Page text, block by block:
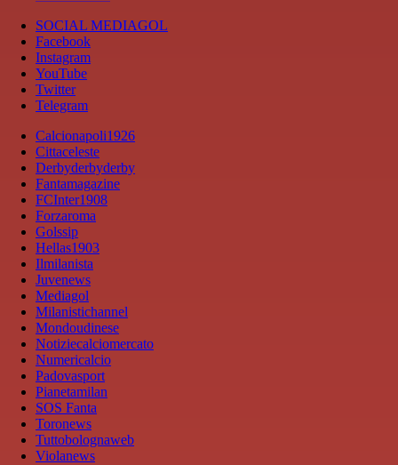
SOCIAL MEDIAGOL
Facebook
Instagram
YouTube
Twitter
Telegram
Calcionapoli1926
Cittaceleste
Derbyderbyderby
Fantamagazine
FCInter1908
Forzaroma
Golssip
Hellas1903
Ilmilanista
Juvenews
Mediagol
Milanistichannel
Mondoudinese
Notiziecalciomercato
Numericalcio
Padovasport
Pianetamilan
SOS Fanta
Toronews
Tuttobolognaweb
Violanews